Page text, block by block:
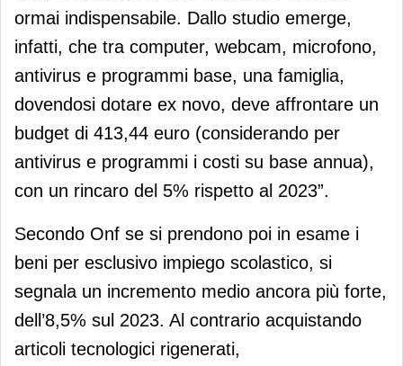
ormai indispensabile. Dallo studio emerge,
infatti, che tra computer, webcam, microfono,
antivirus e programmi base, una famiglia,
dovendosi dotare ex novo, deve affrontare un
budget di 413,44 euro (considerando per
antivirus e programmi i costi su base annua),
con un rincaro del 5% rispetto al 2023”.
Secondo Onf se si prendono poi in esame i
beni per esclusivo impiego scolastico, si
segnala un incremento medio ancora più forte,
dell’8,5% sul 2023. Al contrario acquistando
articoli tecnologici rigenerati,